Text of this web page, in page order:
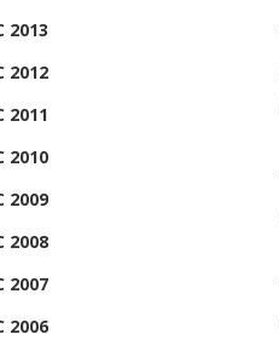
2013
2012
2011
2010
2009
2008
2007
2006